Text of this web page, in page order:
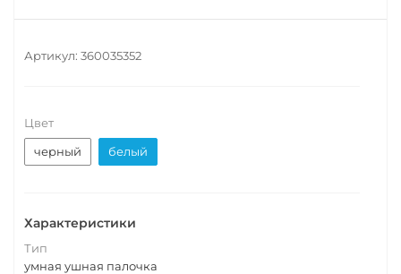
Артикул: 360035352
Цвет
черный
белый
Характеристики
Тип
умная ушная палочка